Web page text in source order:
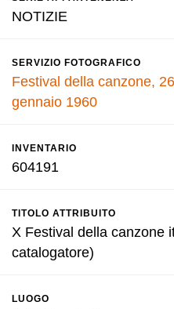
NOTIZIE
SERVIZIO FOTOGRAFICO
Festival della canzone,
gennaio 1960
INVENTARIO
604191
TITOLO ATTRIBUITO
X Festival della canzone
catalogatore)
LUOGO